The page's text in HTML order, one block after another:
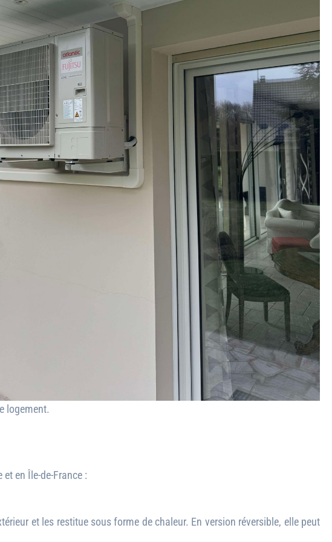
logement.
en Île-de-France :
et les restitue sous forme de chaleur. En version réversible, elle peut